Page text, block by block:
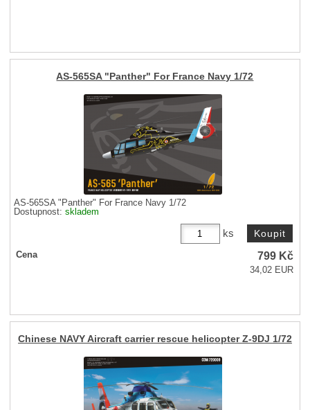
AS-565SA "Panther" For France Navy 1/72
AS-565SA "Panther" For France Navy 1/72
Dostupnost:skladem
ks
Cena 799 Kč
34,02 EUR
Chinese NAVY Aircraft carrier rescue helicopter Z-9DJ 1/72